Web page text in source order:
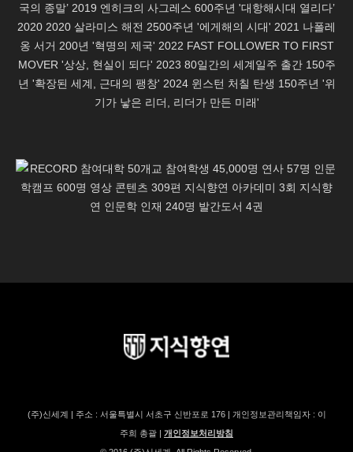
(주)신세계 | 주소 : 서울특별시 서초구 신반포로 176 | 개인정보관리책임자 : 이
주희 총괄 | 개인정보처리방침